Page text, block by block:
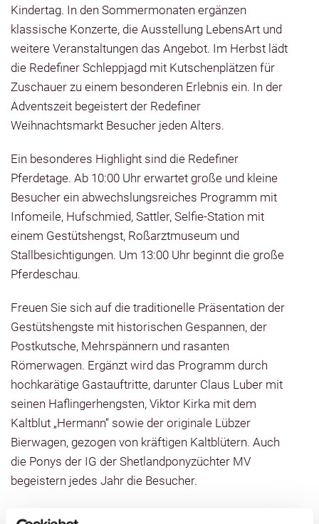
Kindertag. In den Sommermonaten ergänzen
klassische Konzerte, die Ausstellung LebensArt und
weitere Veranstaltungen das Angebot. Im Herbst lädt
die Redefiner Schleppjagd mit Kutschenplätzen für
Zuschauer zu einem besonderen Erlebnis ein. In der
Adventszeit begeistert der Redefiner
Weihnachtsmarkt Besucher jeden Alters.
Ein besonderes Highlight sind die Redefiner
Pferdetage. Ab 10:00 Uhr erwartet große und kleine
Besucher ein abwechslungsreiches Programm mit
Infomeile, Hufschmied, Sattler, Selfie-Station mit
einem Gestütshengst, Roßarztmuseum und
Stallbesichtigungen. Um 13:00 Uhr beginnt die große
Pferdeschau.
Freuen Sie sich auf die traditionelle Präsentation der
Gestütshengste mit historischen Gespannen, der
Postkutsche, Mehrspännern und rasanten
Römerwagen. Ergänzt wird das Programm durch
hochkarätige Gastauftritte, darunter Claus Luber mit
seinen Haflingerhengsten, Viktor Kirka mit dem
Kaltblut „Hermann“ sowie der originale Lübzer
Bierwagen, gezogen von kräftigen Kaltblütern. Auch
die Ponys der IG der Shetlandponyzüchter MV
begeistern jedes Jahr die Besucher.